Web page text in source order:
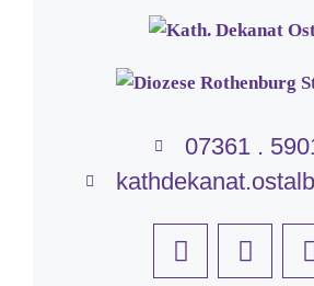
07361 .